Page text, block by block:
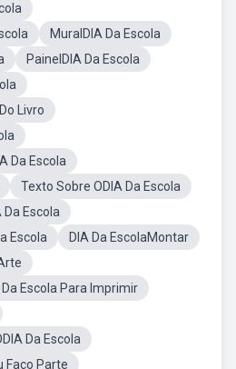
MuralDIA Da Escola
PainelDIA Da Escola
Livro
Da Escola
Texto Sobre ODIA Da Escola
Da Escola
Escola
DIA Da EscolaMontar
Escola Para Imprimir
Da Escola
Faço Parte